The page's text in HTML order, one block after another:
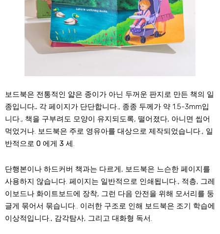
보드북은 전통적인 얇은 종이가 아닌 두꺼운 판지로 만든 책의 일
종입니다.. 각 페이지가 단단합니다., 종종 두께가 약 1.5-3mm입
니다., 책을 구부려도 모양이 유지되도록, 떨어졌다, 아니면 씹어
먹었거나. 보드북은 주로 영유아를 대상으로 제작되었습니다., 일
반적으로 0 에게 3 세 .
단행본이나 하드커버 책과는 다르게, 보드북은 느슨한 페이지를
사용하지 않습니다. 페이지는 일반적으로 인쇄됩니다., 적층, 그레
이보드나 화이트보드에 장착, 그런 다음 안전을 위해 모서리를 둥
글게 묶어서 묶습니다.. 이러한 구조로 인해 보드북은 조기 학습에
이상적입니다., 감각탐사, 그리고 대화형 독서.